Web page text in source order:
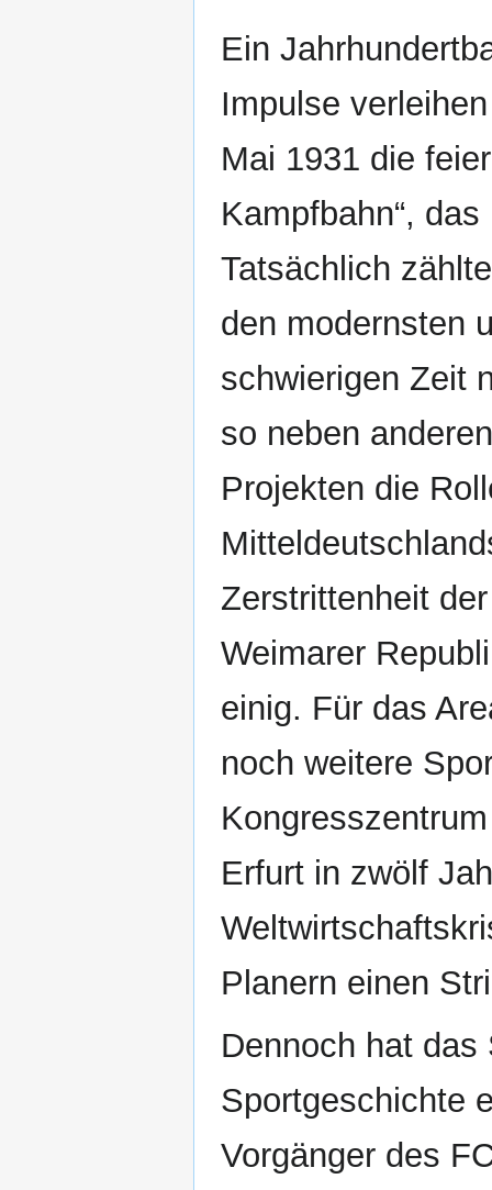
Ein
Impulse
Mai 1931 die
Kampfbahn“,
Tatsächlich
den modernsten
schwierigen Zeit
so neben
Projekten die
Zerstrittenheit
Weimarer
einig. Für das
noch weitere
Erfurt in zwölf
Planern einen
Dennoch hat
Sportgeschichte
Vorgänger des